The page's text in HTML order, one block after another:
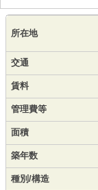
所在地
交通
賃料
管理費等
面積
築年数
種別/構造